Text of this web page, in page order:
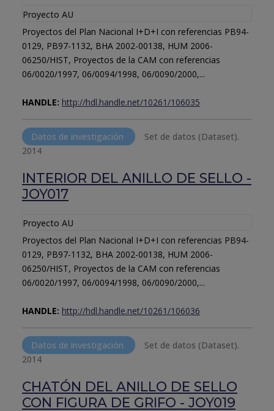
Proyecto AU
Proyectos del Plan Nacional I+D+I con referencias PB94-
0129, PB97-1132, BHA 2002-00138, HUM 2006-
06250/HIST, Proyectos de la CAM con referencias
06/0020/1997, 06/0094/1998, 06/0090/2000,...
HANDLE: http://hdl.handle.net/10261/106035
Datos de investigación
Set de datos (Dataset).
2014
INTERIOR DEL ANILLO DE SELLO -
JOY017
Proyecto AU
Proyectos del Plan Nacional I+D+I con referencias PB94-
0129, PB97-1132, BHA 2002-00138, HUM 2006-
06250/HIST, Proyectos de la CAM con referencias
06/0020/1997, 06/0094/1998, 06/0090/2000,...
HANDLE: http://hdl.handle.net/10261/106036
Datos de investigación
Set de datos (Dataset).
2014
CHATÓN DEL ANILLO DE SELLO
CON FIGURA DE GRIFO - JOY019